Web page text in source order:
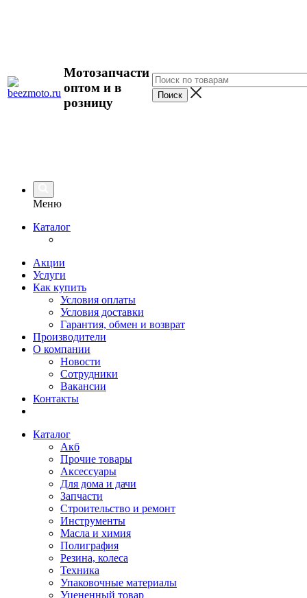
Мотозапчасти
оптом и в
розницу
Меню
Каталог
Акции
Услуги
Как купить
Условия оплаты
Условия доставки
Гарантия, обмен и возврат
Производители
О компании
Новости
Сотрудники
Вакансии
Контакты
Каталог
Акб
Прочие товары
Аксессуары
Для дома и дачи
Запчасти
Строительство и ремонт
Инструменты
Масла и химия
Полиграфия
Резина, колеса
Техника
Упаковочные материалы
Уцененный товар